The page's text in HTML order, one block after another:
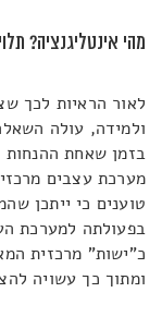
מהי אינטליגנציה?
לאור הראיות לכך
ולמידה, עולה
בזמן שאחת ההנחות
מערכת עצבים
טוענים כי ייתכן
בפעולתה למערכת
כ"ישות" מרכזית
ומתוך כך עשויה